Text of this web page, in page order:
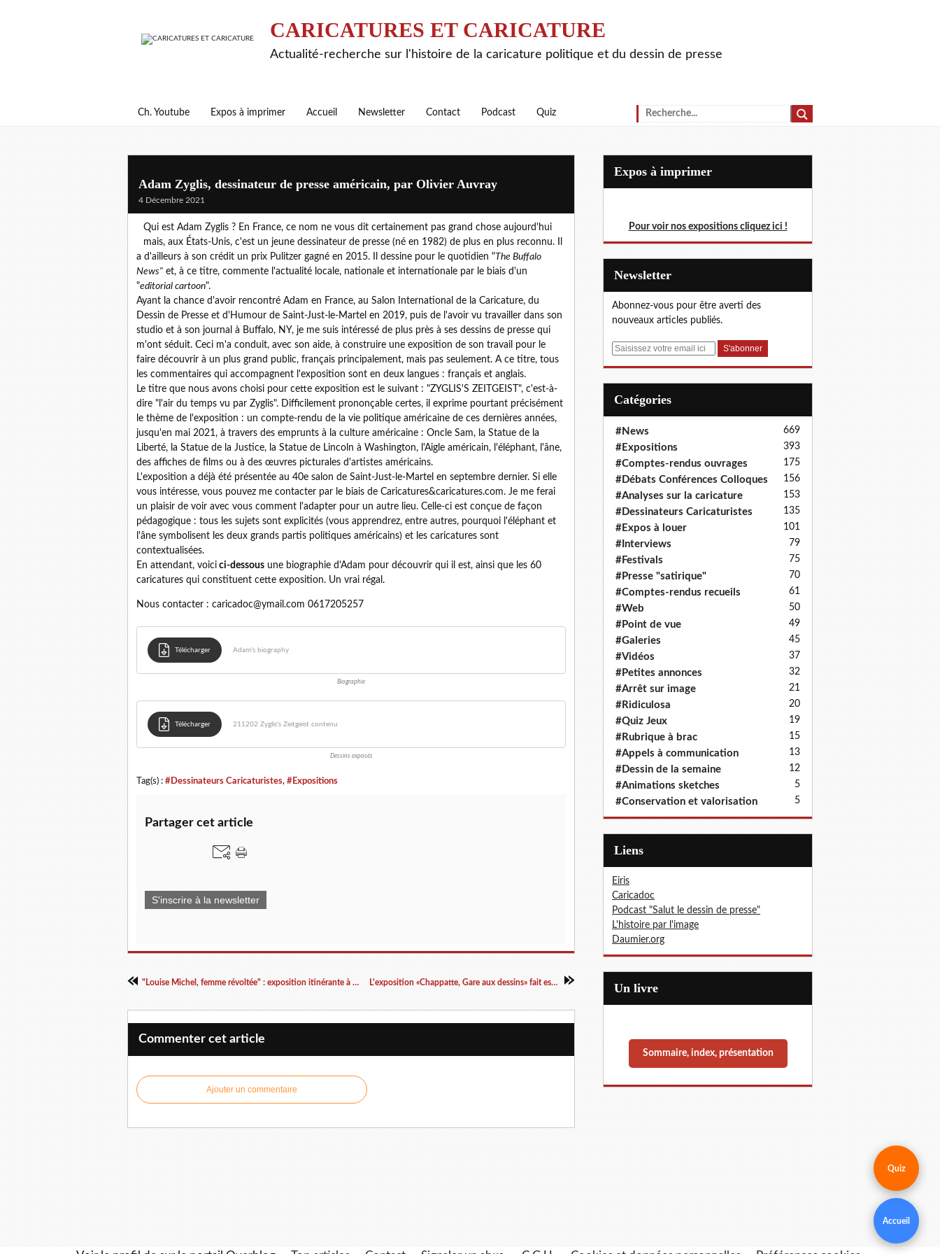
CARICATURES ET CARICATURE
Actualité-recherche sur l'histoire de la caricature politique et du dessin de presse
Ch. Youtube Expos à imprimer Accueil Newsletter Contact Podcast Quiz
Adam Zyglis, dessinateur de presse américain, par Olivier Auvray
4 Décembre 2021
Qui est Adam Zyglis ? En France, ce nom ne vous dit certainement pas grand chose aujourd'hui
mais, aux États-Unis, c'est un jeune dessinateur de presse (né en 1982) de plus en plus reconnu. Il
a d'ailleurs à son crédit un prix Pulitzer gagné en 2015. Il dessine pour le quotidien "The Buffalo
News" et, à ce titre, commente l'actualité locale, nationale et internationale par le biais d'un
"editorial cartoon".
Ayant la chance d'avoir rencontré Adam en France, au Salon International de la Caricature, du
Dessin de Presse et d'Humour de Saint-Just-le-Martel en 2019, puis de l'avoir vu travailler dans son
studio et à son journal à Buffalo, NY, je me suis intéressé de plus près à ses dessins de presse qui
m'ont séduit. Ceci m'a conduit, avec son aide, à construire une exposition de son travail pour le
faire découvrir à un plus grand public, français principalement, mais pas seulement. A ce titre, tous
les commentaires qui accompagnent l'exposition sont en deux langues : français et anglais.
Le titre que nous avons choisi pour cette exposition est le suivant : "ZYGLIS'S ZEITGEIST", c'est-à-
dire "l'air du temps vu par Zyglis". Difficilement prononçable certes, il exprime pourtant précisément
le thème de l'exposition : un compte-rendu de la vie politique américaine de ces dernières années,
jusqu'en mai 2021, à travers des emprunts à la culture américaine : Oncle Sam, la Statue de la
Liberté, la Statue de la Justice, la Statue de Lincoln à Washington, l'Aigle américain, l'éléphant, l'âne,
des affiches de films ou à des œuvres picturales d'artistes américains.
L'exposition a déjà été présentée au 40e salon de Saint-Just-le-Martel en septembre dernier. Si elle
vous intéresse, vous pouvez me contacter par le biais de Caricatures&caricatures.com. Je me ferai
un plaisir de voir avec vous comment l'adapter pour un autre lieu. Celle-ci est conçue de façon
pédagogique : tous les sujets sont explicités (vous apprendrez, entre autres, pourquoi l'éléphant et
l'âne symbolisent les deux grands partis politiques américains) et les caricatures sont
contextualisées.
En attendant, voici ci-dessous une biographie d'Adam pour découvrir qui il est, ainsi que les 60
caricatures qui constituent cette exposition. Un vrai régal.
Nous contacter : caricadoc@ymail.com 0617205257
Télécharger Adam's biography
Biographie
Télécharger 211202 Zyglis's Zeitgeist contenu
Dessins exposés
Tag(s) : #Dessinateurs Caricaturistes, #Expositions
Partager cet article
S'inscrire à la newsletter
"Louise Michel, femme révoltée" : exposition itinérante à louer/imprimer L'exposition «Chappatte, Gare aux dessins» fait escale à Genève
Commenter cet article
Ajouter un commentaire
Expos à imprimer
Pour voir nos expositions cliquez ici !
Newsletter
Abonnez-vous pour être averti des
nouveaux articles publiés.
E
Catégories
#News 669
#Expositions 393
#Comptes-rendus ouvrages 175
#Débats Conférences Colloques 156
#Analyses sur la caricature 153
#Dessinateurs Caricaturistes 135
#Expos à louer 101
#Interviews 79
#Festivals 75
#Presse "satirique" 70
#Comptes-rendus recueils 61
#Web 50
#Point de vue 49
#Galeries 45
#Vidéos 37
#Petites annonces 32
#Arrêt sur image 21
#Ridiculosa 20
#Quiz Jeux 19
#Rubrique à brac 15
#Appels à communication 13
#Dessin de la semaine 12
#Animations sketches 5
#Conservation et valorisation 5
Liens
Eiris
Caricadoc
Podcast "Salut le dessin de presse"
L'histoire par l'image
Daumier.org
Un livre
Sommaire, index, présentation
Accueil
Quiz